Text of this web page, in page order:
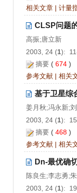
相关文章 | 计量
CLSP问题
高振;唐立新
2003, 24 (1):
摘要 ( 674 )
参考文献 | 相关
基于卫星综
姜月秋;冯永新;
2003, 24 (1):
摘要 ( 468 )
参考文献 | 相关
Dn-最优确
陈良生;李志勇;
2003, 24 (1):